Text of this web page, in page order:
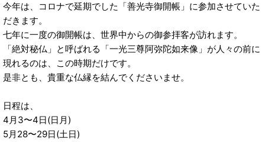
今年は、コロナで延期でした「善光寺御開帳」に参加させていた
だきます。
七年に一度の御開帳は、世界中からの御参拝客が訪れます。
「絶対秘仏」と呼ばれる「一光三尊阿弥陀如来像」が人々の前に
現れるのは、この時期だけです。
是非とも、貴重な仏縁を結んでくださいませ。
日程は、
4月3〜4日(日月)
5月28〜29日(土日)